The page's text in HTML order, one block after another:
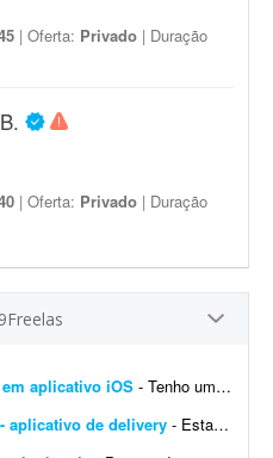
| Oferta: Privado | Duração
| Oferta: Privado | Duração
aplicativo iOS - Tenho um website responsivo e preciso transformá-lo em um aplicativo para iPhone, para poder publicá-lo na App Store.
aplicativo de delivery - Estamos iniciando o desenvolvimento de um aplicativo de delivery de grande porte e buscamos um profissional (ou pequena equipe) com experiência comprovada em projetos complexos. Requisitos o...